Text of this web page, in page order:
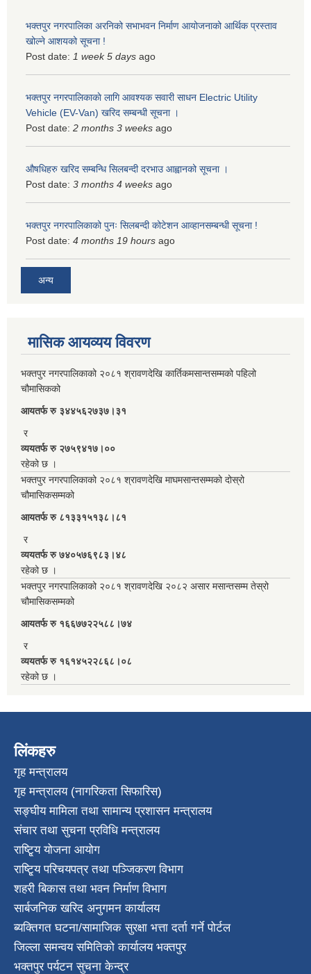
भक्तपुर नगरपालिका अरनिको सभाभवन निर्माण आयोजनाको आर्थिक प्रस्ताव
खोल्ने आशयको सूचना !
Post date: 1 week 5 days ago
भक्तपुर नगरपालिकाकाे लागि आवश्यक सवारी साधन Electric Utility
Vehicle (EV-Van) खरिद सम्बन्धी सूचना ।
Post date: 2 months 3 weeks ago
औषधिहरु खरिद सम्बन्धि सिलबन्दी दरभाउ आह्वानको सूचना ।
Post date: 3 months 4 weeks ago
भक्तपुर नगरपालिकाको पुनः सिलबन्दी कोटेशन आव्हानसम्बन्धी सूचना !
Post date: 4 months 19 hours ago
अन्य
मासिक आयव्यय विवरण
भक्तपुर नगरपालिकाको २०८१ श्रावणदेखि कार्तिकमसान्तसम्मको पहिलो
चौमासिकको
आयतर्फ रु‌ ३४४५६२७३७।३१
र
व्ययतर्फ रु २७५९४१७।००
रहेको छ ।
भक्तपुर नगरपालिकाको २०८१ श्रावणदेखि माघमसान्तसम्मको दोस्रो
चौमासिकसम्मको
आयतर्फ रु‌ ८१३३१५१३८।८१
र
व्ययतर्फ रु ७४०५७६९८३।४८
रहेको छ ।
भक्तपुर नगरपालिकाको २०८१ श्रावणदेखि २०८२ असार मसान्तसम्म तेस्रो
चौमासिकसम्मको
आयतर्फ रु‌ १६६७७२२५८८।७४
र
व्ययतर्फ रु १६१४५२२८६८।०८
रहेको छ ।
लिंकहरु
गृह मन्त्रालय
गृह मन्त्रालय (नागरिकता सिफारिस)
सङ्घीय मामिला तथा सामान्य प्रशासन मन्त्रालय
संचार तथा सुचना प्रविधि मन्त्रालय
राष्टि्ृय योजना आयोग
राष्टि्ृय परिचयपत्र तथा पञ्जिकरण विभाग
शहरी बिकास तथा भवन निर्माण विभाग
सार्बजनिक खरिद अनुगमन कार्यालय
ब्यक्तिगत घटना/सामाजिक सुरक्षा भत्ता दर्ता गर्ने पोर्टल
जिल्ला समन्वय समितिको कार्यालय भक्तपुर
भक्तपुर पर्यटन सुचना केन्द्र